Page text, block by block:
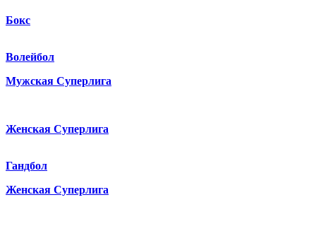
Бокс
Волейбол
Мужская Суперлига
Женская Суперлига
Гандбол
Женская Суперлига